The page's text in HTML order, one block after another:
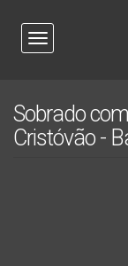
Sobrado
Cristóvão -